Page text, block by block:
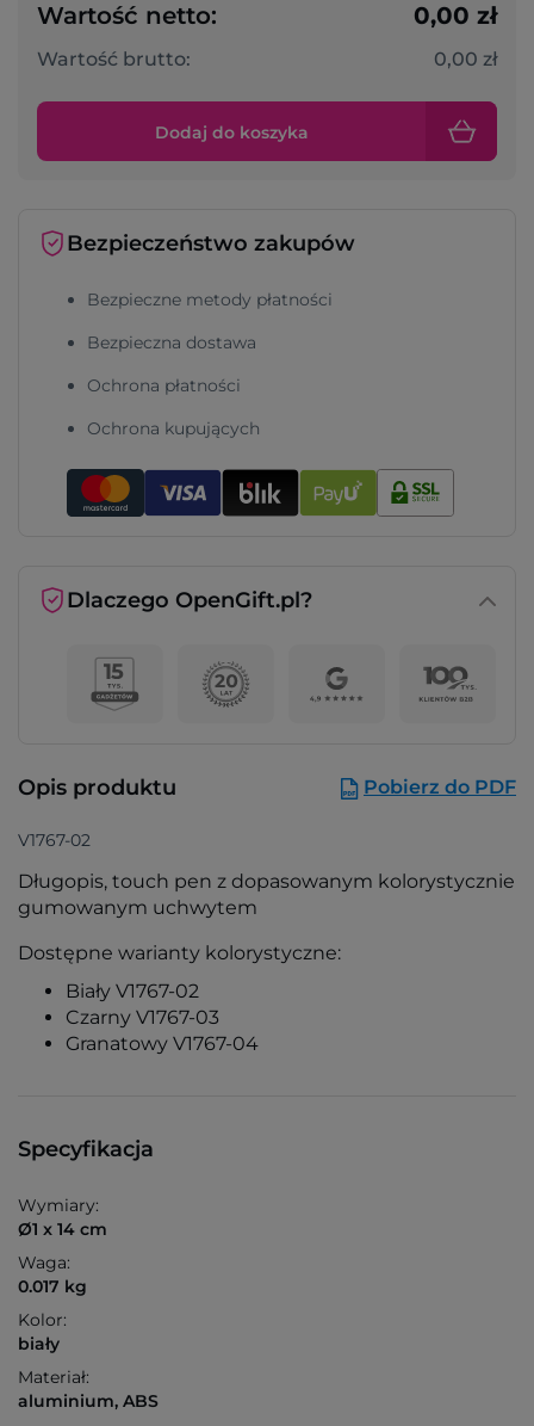
Wartość netto: 0,00 zł
Wartość brutto: 0,00 zł
Dodaj do koszyka
Bezpieczeństwo zakupów
Bezpieczne metody płatności
Bezpieczna dostawa
Ochrona płatności
Ochrona kupujących
Dlaczego OpenGift.pl?
Opis produktu Pobierz do PDF
V1767-02
Długopis, touch pen z dopasowanym kolorystycznie
gumowanym uchwytem
Dostępne warianty kolorystyczne:
Biały V1767-02
Czarny V1767-03
Granatowy V1767-04
Specyfikacja
Wymiary:
Ø1 x 14 cm
Waga:
0.017 kg
Kolor:
biały
Materiał:
aluminium, ABS